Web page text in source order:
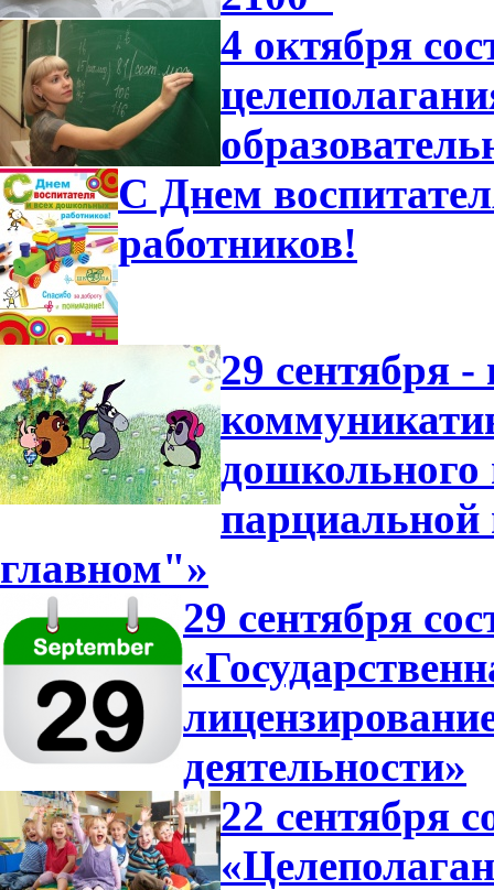
4 октября
С Днем
работников!
29 сентября
дошкольного
главном"»
29 сентября
деятельности»
22 сентября